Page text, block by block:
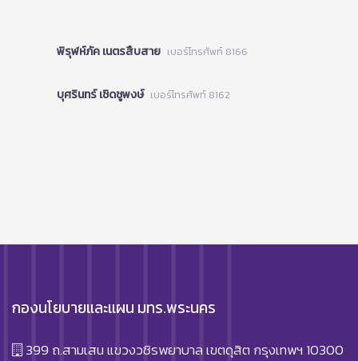
พิรุฬห์ภัค เนตรสืบสาย เบอร์โทรศัพท์ 8166
บุศรินทร์ เชิดชูพงษ์ เบอร์โทรศัพท์ 8162
กองนโยบายและแผน มทร.พระนคร
399 ถ.สามเสน แขวงวชิรพยาบาล เขตดุสิต กรุงเทพฯ 10300